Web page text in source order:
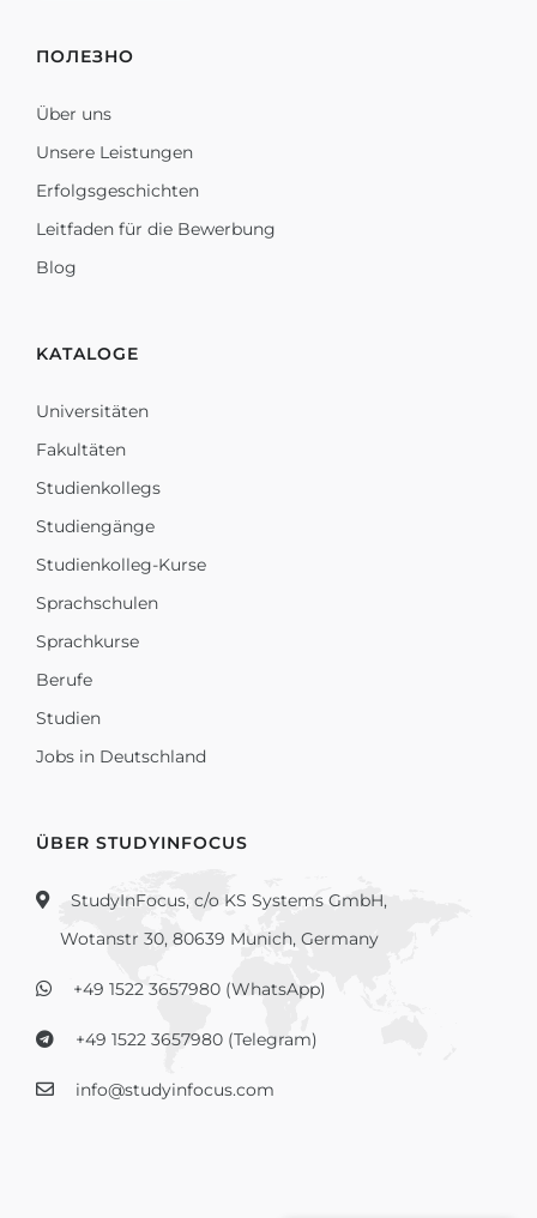
ПОЛЕЗНО
Über uns
Unsere Leistungen
Erfolgsgeschichten
Leitfaden für die Bewerbung
Blog
KATALOGE
Universitäten
Fakultäten
Studienkollegs
Studiengänge
Studienkolleg-Kurse
Sprachschulen
Sprachkurse
Berufe
Studien
Jobs in Deutschland
ÜBER STUDYINFOCUS
StudyInFocus, c/o KS Systems GmbH,
Wotanstr 30, 80639 Munich, Germany
+49 1522 3657980 (WhatsApp)
+49 1522 3657980 (Telegram)
info@studyinfocus.com